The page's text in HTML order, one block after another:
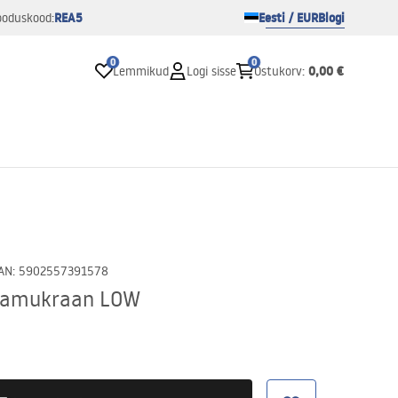
REA5 Eesti / EURBlogi
0
Lemmikud Logi sisse
0
Ostukorv: 0,00 €
: 5902557391578
LOW